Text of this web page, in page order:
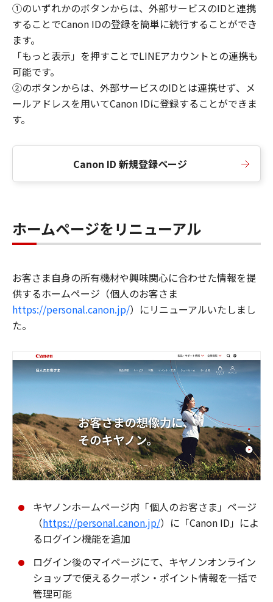
①のいずれかのボタンからは、外部サービスのIDと連携
することでCanon IDの登録を簡単に続行することができ
ます。
「もっと表示」を押すことでLINEアカウントとの連携も
可能です。
②のボタンからは、外部サービスのIDとは連携せず、メ
ールアドレスを用いてCanon IDに登録することができま
す。
Canon ID 新規登録ページ
ホームページをリニューアル
お客さま自身の所有機材や興味関心に合わせた情報を提
供するホームページ（個人のお客さま
https://personal.canon.jp/）にリニューアルいたしまし
た。
キヤノンホームページ内「個人のお客さま」ページ
（https://personal.canon.jp/）に「Canon ID」によ
るログイン機能を追加
ログイン後のマイページにて、キヤノンオンライン
ショップで使えるクーポン・ポイント情報を一括で
管理可能